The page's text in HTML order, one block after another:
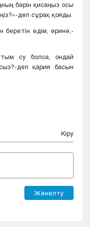
бәрін қисаңыз осы
деп сұрақ қояды.
едім, әрине,-
су болса, ондай
деп қария басын
Кіру
Жөнелту